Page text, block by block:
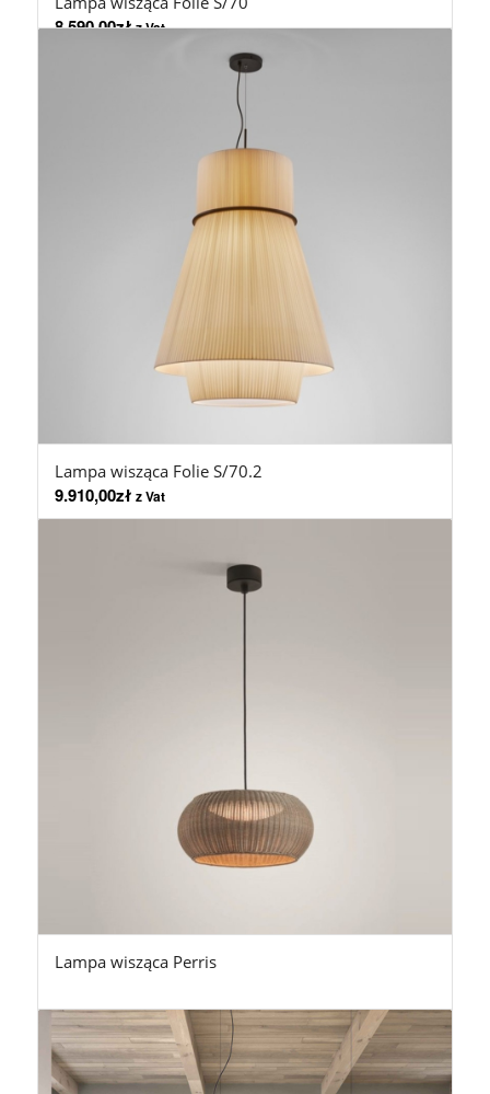
8.590,00zł z Vat
Lampa wisząca Folie S/70.2
9.910,00zł z Vat
Lampa wisząca Perris